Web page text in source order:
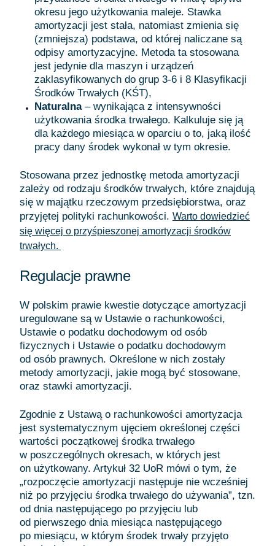
okresu jego użytkowania maleje. Stawka
amortyzacji jest stała, natomiast zmienia się
(zmniejsza) podstawa, od której naliczane są
odpisy amortyzacyjne. Metoda ta stosowana
jest jedynie dla maszyn i urządzeń
zaklasyfikowanych do grup 3-6 i 8 Klasyfikacji
Środków Trwałych (KŚT),
Naturalna– wynikająca z intensywności
użytkowania środka trwałego. Kalkuluje się ją
dla każdego miesiąca w oparciu o to, jaką ilość
pracy dany środek wykonał w tym okresie.
Stosowana przez jednostkę metoda amortyzacji
zależy od rodzaju środków trwałych, które znajdują
się w majątku rzeczowym przedsiębiorstwa, oraz
przyjętej polityki rachunkowości. Warto dowiedzieć
się więcej o przyśpieszonej amortyzacji środków
trwałych.
Regulacje prawne
W polskim prawie kwestie dotyczące amortyzacji
uregulowane są w Ustawie o rachunkowości,
Ustawie o podatku dochodowym od osób
fizycznych i Ustawie o podatku dochodowym
od osób prawnych. Określone w nich zostały
metody amortyzacji, jakie mogą być stosowane,
oraz stawki amortyzacji.
Zgodnie z Ustawą o rachunkowości amortyzacja
jest systematycznym ujęciem określonej części
wartości początkowej środka trwałego
w poszczególnych okresach, w których jest
on użytkowany. Artykuł 32 UoR mówi o tym, że
„rozpoczęcie amortyzacji następuje nie wcześniej
niż po przyjęciu środka trwałego do używania”, tzn.
od dnia następującego po przyjęciu lub
od pierwszego dnia miesiąca następującego
po miesiącu, w którym środek trwały przyjęto